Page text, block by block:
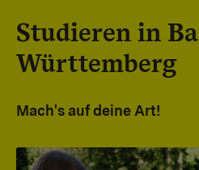
Studieren in
Württemberg
Mach's auf deine Art!